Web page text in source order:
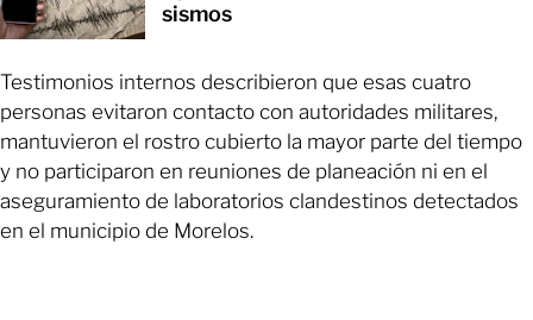
sismos
Testimonios internos describieron que esas cuatro
personas evitaron contacto con autoridades militares,
mantuvieron el rostro cubierto la mayor parte del tiempo
y no participaron en reuniones de planeación ni en el
aseguramiento de laboratorios clandestinos detectados
en el municipio de Morelos.